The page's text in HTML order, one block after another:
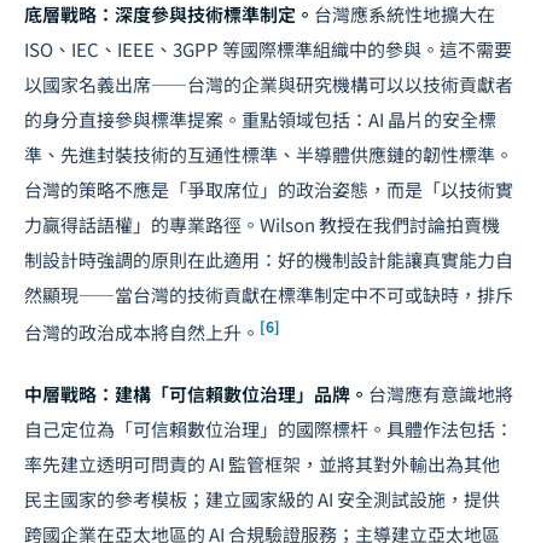
底層戰略：深度參與技術標準制定。 台灣應系統性地擴大在
ISO、IEC、IEEE、3GPP 等國際標準組織中的參與。這不需要
以國家名義出席——台灣的企業與研究機構可以以技術貢獻者
的身分直接參與標準提案。重點領域包括：AI 晶片的安全標
準、先進封裝技術的互通性標準、半導體供應鏈的韌性標準。
台灣的策略不應是「爭取席位」的政治姿態，而是「以技術實
力贏得話語權」的專業路徑。Wilson 教授在我們討論拍賣機
制設計時強調的原則在此適用：好的機制設計能讓真實能力自
然顯現——當台灣的技術貢獻在標準制定中不可或缺時，排斥
台灣的政治成本將自然上升。 [6]
中層戰略：建構「可信賴數位治理」品牌。 台灣應有意識地將
自己定位為「可信賴數位治理」的國際標杆。具體作法包括：
率先建立透明可問責的 AI 監管框架，並將其對外輸出為其他
民主國家的參考模板；建立國家級的 AI 安全測試設施，提供
跨國企業在亞太地區的 AI 合規驗證服務；主導建立亞太地區